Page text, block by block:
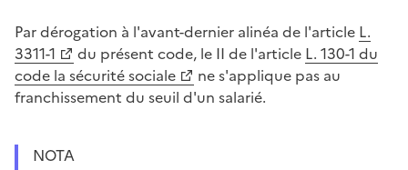
Par dérogation à l'avant-dernier alinéa de l'article L.
3311-1
du présent code, le II de l'article L. 130-1 du
code la sécurité sociale
ne s'applique pas au
franchissement du seuil d'un salarié.
NOTA